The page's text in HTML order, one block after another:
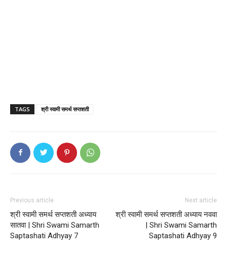
TAGS श्री स्वामी समर्थ सप्तशती
Previous article
श्री स्वामी समर्थ सप्तशती अध्याय
सातवा | Shri Swami Samarth
Saptashati Adhyay 7
Next article
श्री स्वामी समर्थ सप्तशती अध्याय नववा
| Shri Swami Samarth
Saptashati Adhyay 9